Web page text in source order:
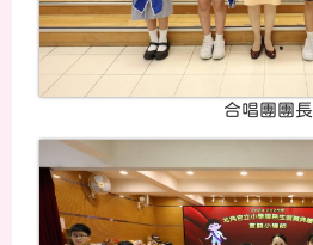
合唱團團長